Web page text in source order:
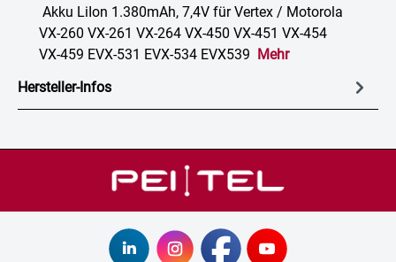
Akku LiIon 1.380mAh, 7,4V für Vertex / Motorola
VX-260 VX-261 VX-264 VX-450 VX-451 VX-454
VX-459 EVX-531 EVX-534 EVX539 Mehr
Hersteller-Infos